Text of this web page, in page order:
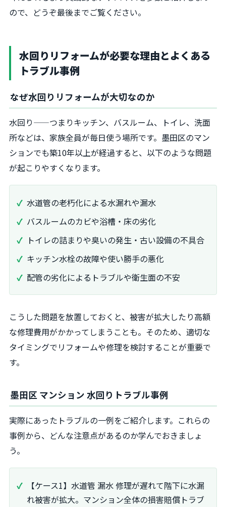
ので、どうぞ最後までご覧ください。
水回りリフォームが必要な理由とよくある
トラブル事例
なぜ水回りリフォームが大切なのか
水回り——つまりキッチン、バスルーム、トイレ、洗面
所などは、家族全員が毎日使う場所です。墨田区のマン
ションでも築10年以上が経過すると、以下のような問題
が起こりやすくなります。
水道管の老朽化による水漏れや漏水
バスルームのカビや浴槽・床の劣化
トイレの詰まりや臭いの発生・古い設備の不具合
キッチン水栓の故障や使い勝手の悪化
配管の劣化によるトラブルや衛生面の不安
こうした問題を放置しておくと、被害が拡大したり高額
な修理費用がかかってしまうことも。そのため、適切な
タイミングでリフォームや修理を検討することが重要で
す。
墨田区 マンション 水回りトラブル事例
実際にあったトラブルの一例をご紹介します。これらの
事例から、どんな注意点があるのか学んでおきましょ
う。
【ケース1】水道管 漏水 修理が遅れて階下に水漏
れ被害が拡大。マンション全体の損害賠償トラブ